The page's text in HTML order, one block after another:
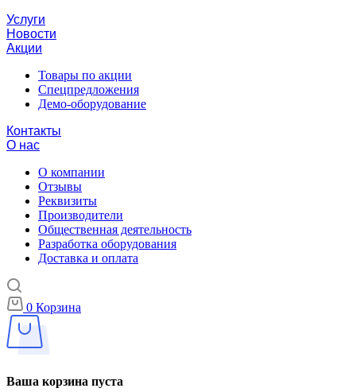
Услуги
Новости
Акции
Товары по акции
Спецпредложения
Демо-оборудование
Контакты
О нас
О компании
Отзывы
Реквизиты
Производители
Общественная деятельность
Разработка оборудования
Доставка и оплата
0 Корзина
Ваша корзина пуста